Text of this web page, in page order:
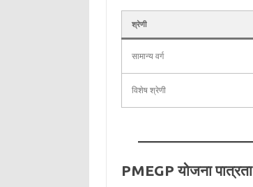
श्रेणी
सामान्य वर्ग
विशेष श्रेणी
PMEGP योजना पात्रता